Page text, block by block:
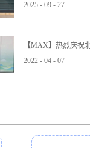
2025 - 09 - 27
【MAX】热烈庆祝
2022 - 04 - 07